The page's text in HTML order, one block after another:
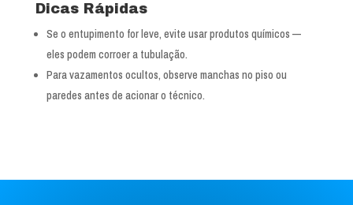
Dicas Rápidas
Se o entupimento for leve, evite usar produtos químicos —
eles podem corroer a tubulação.
Para vazamentos ocultos, observe manchas no piso ou
paredes antes de acionar o técnico.